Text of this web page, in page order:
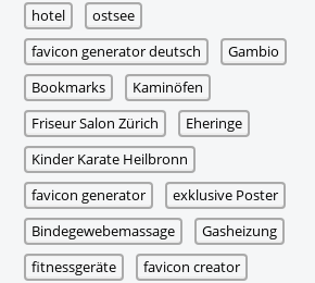
hotel
ostsee
favicon generator deutsch
Gambio
Bookmarks
Kaminöfen
Friseur Salon Zürich
Eheringe
Kinder Karate Heilbronn
favicon generator
exklusive Poster
Bindegewebemassage
Gasheizung
fitnessgeräte
favicon creator